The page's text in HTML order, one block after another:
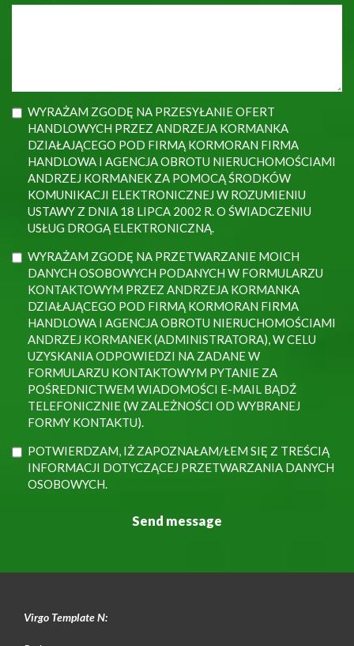
WYRAŻAM ZGODĘ NA PRZESYŁANIE OFERT
HANDLOWYCH PRZEZ ANDRZEJA KORMANKA
DZIAŁAJĄCEGO POD FIRMĄ KORMORAN FIRMA
HANDLOWA I AGENCJA OBROTU NIERUCHOMOŚCIAMI
ANDRZEJ KORMANEK ZA POMOCĄ ŚRODKÓW
KOMUNIKACJI ELEKTRONICZNEJ W ROZUMIENIU
USTAWY Z DNIA 18 LIPCA 2002 R. O ŚWIADCZENIU
USŁUG DROGĄ ELEKTRONICZNĄ.
WYRAŻAM ZGODĘ NA PRZETWARZANIE MOICH
DANYCH OSOBOWYCH PODANYCH W FORMULARZU
KONTAKTOWYM PRZEZ ANDRZEJA KORMANKA
DZIAŁAJĄCEGO POD FIRMĄ KORMORAN FIRMA
HANDLOWA I AGENCJA OBROTU NIERUCHOMOŚCIAMI
ANDRZEJ KORMANEK (ADMINISTRATORA), W CELU
UZYSKANIA ODPOWIEDZI NA ZADANE W
FORMULARZU KONTAKTOWYM PYTANIE ZA
POŚREDNICTWEM WIADOMOŚCI E-MAIL BĄDŹ
TELEFONICZNIE (W ZALEŻNOŚCI OD WYBRANEJ
FORMY KONTAKTU).
POTWIERDZAM, IŻ ZAPOZNAŁAM/ŁEM SIĘ Z TREŚCIĄ
INFORMACJI DOTYCZĄCEJ PRZETWARZANIA DANYCH
OSOBOWYCH.
Virgo Template N: